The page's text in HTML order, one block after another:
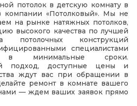
потолок в детскую комнату в
«Потолковый». Мы не
на рынке натяжных потолков,
высокого качества по лучшей
потолочных конструкций
специалистами
минимальные сроки.
подход, доступные цены и
ждут вас при обращении в
ремонт в комнате вашего
— ждем ваших заявок прямо